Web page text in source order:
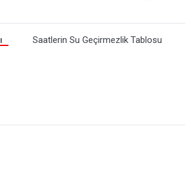
Saatlerin Su Geçirmezlik Tablosu